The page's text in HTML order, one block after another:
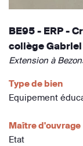
BE95 - ERP -
collège
Extension à
Type de bien
Equipement
Maître d'ouvrage
Etat